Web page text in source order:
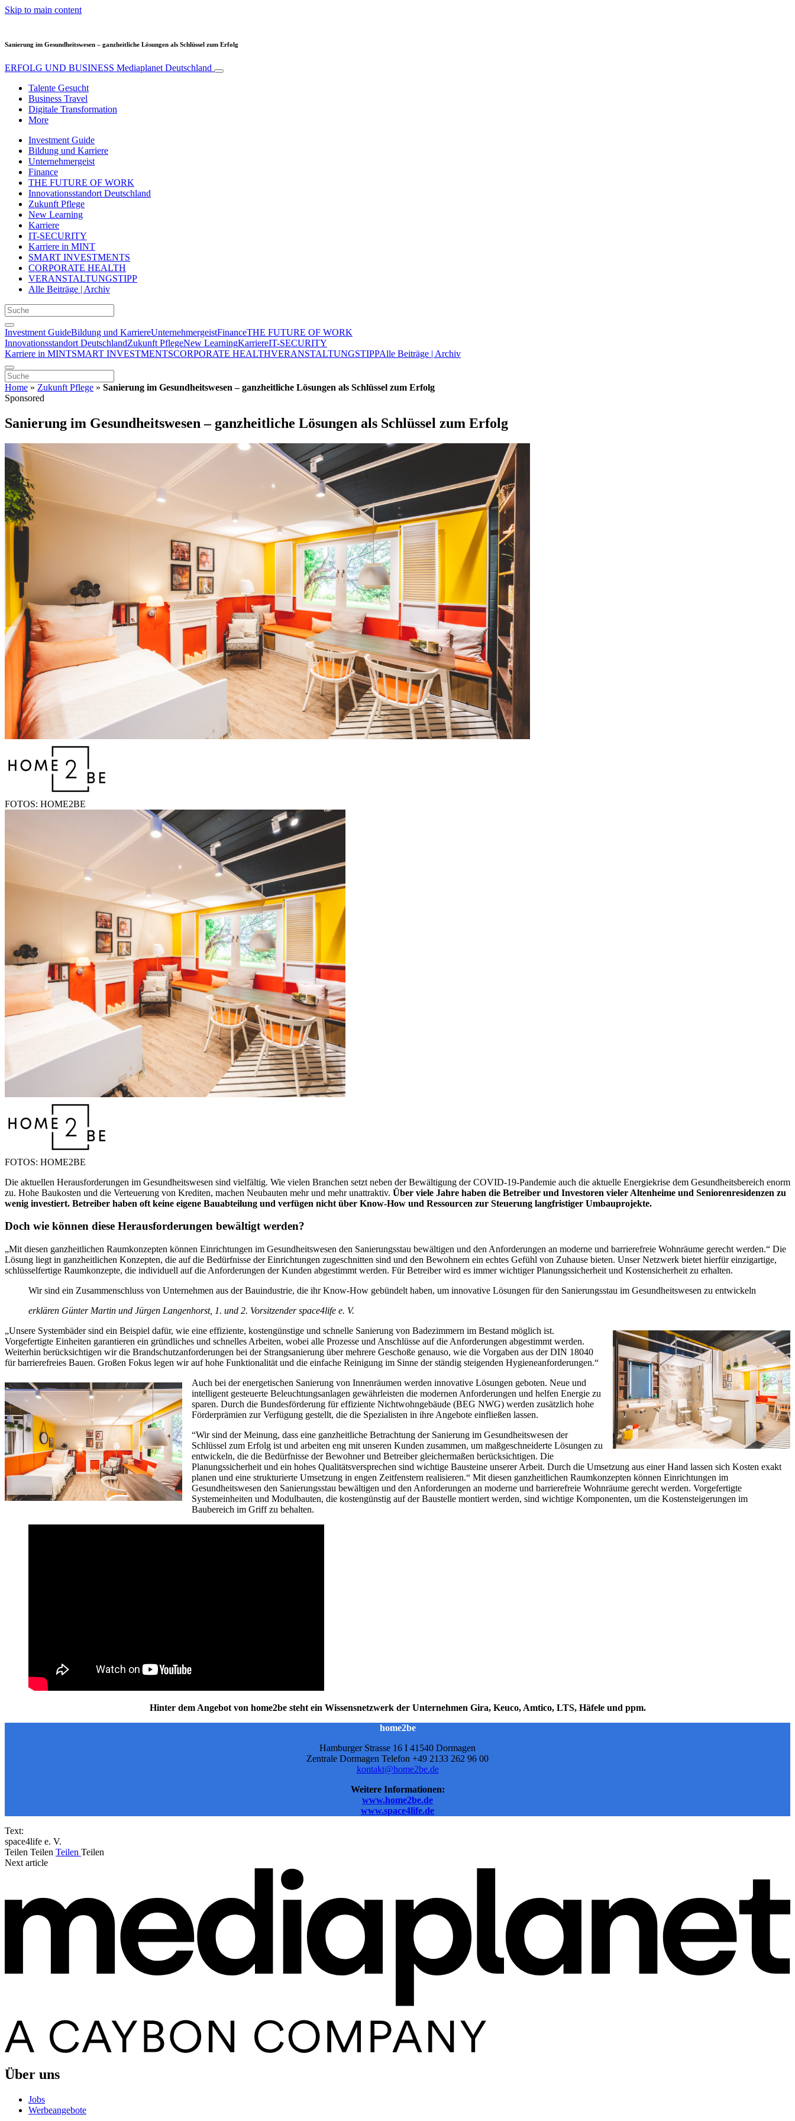
Skip to main content
Sanierung im Gesundheitswesen – ganzheitliche Lösungen als Schlüssel zum Erfolg
ERFOLG UND BUSINESS Mediaplanet Deutschland
Talente Gesucht
Business Travel
Digitale Transformation
More
Investment Guide
Bildung und Karriere
Unternehmergeist
Finance
THE FUTURE OF WORK
Innovationsstandort Deutschland
Zukunft Pflege
New Learning
Karriere
IT-SECURITY
Karriere in MINT
SMART INVESTMENTS
CORPORATE HEALTH
VERANSTALTUNGSTIPP
Alle Beiträge | Archiv
Investment GuideBildung und KarriereUnternehmergeistFinanceTHE FUTURE OF WORK
Innovationsstandort DeutschlandZukunft PflegeNew LearningKarriereIT-SECURITY
Karriere in MINTSMART INVESTMENTSCORPORATE HEALTHVERANSTALTUNGSTIPPAlle Beiträge | Archiv
Home » Zukunft Pflege » Sanierung im Gesundheitswesen – ganzheitliche Lösungen als Schlüssel zum Erfolg
Sponsored
Sanierung im Gesundheitswesen – ganzheitliche Lösungen als Schlüssel zum Erfolg
FOTOS: HOME2BE
FOTOS: HOME2BE
Die aktuellen Herausforderungen im Gesundheitswesen sind vielfältig. Wie vielen Branchen setzt neben der Bewältigung der COVID-19-Pandemie auch die aktuelle Energiekrise dem Gesundheitsbereich enorm
zu. Hohe Baukosten und die Verteuerung von Krediten, machen Neubauten mehr und mehr unattraktiv. Über viele Jahre haben die Betreiber und Investoren vieler Altenheime und Seniorenresidenzen zu
wenig investiert. Betreiber haben oft keine eigene Bauabteilung und verfügen nicht über Know-How und Ressourcen zur Steuerung langfristiger Umbauprojekte.
Doch wie können diese Herausforderungen bewältigt werden?
„Mit diesen ganzheitlichen Raumkonzepten können Einrichtungen im Gesundheitswesen den Sanierungsstau bewältigen und den Anforderungen an moderne und barrierefreie Wohnräume gerecht werden.“ Die
Lösung liegt in ganzheitlichen Konzepten, die auf die Bedürfnisse der Einrichtungen zugeschnitten sind und den Bewohnern ein echtes Gefühl von Zuhause bieten. Unser Netzwerk bietet hierfür einzigartige,
schlüsselfertige Raumkonzepte, die individuell auf die Anforderungen der Kunden abgestimmt werden. Für Betreiber wird es immer wichtiger Planungssicherheit und Kostensicherheit zu erhalten.
Wir sind ein Zusammenschluss von Unternehmen aus der Bauindustrie, die ihr Know-How gebündelt haben, um innovative Lösungen für den Sanierungsstau im Gesundheitswesen zu entwickeln
erklären Günter Martin und Jürgen Langenhorst, 1. und 2. Vorsitzender space4life e. V.
„Unsere Systembäder sind ein Beispiel dafür, wie eine effiziente, kostengünstige und schnelle Sanierung von Badezimmern im Bestand möglich ist.
Vorgefertigte Einheiten garantieren ein gründliches und schnelles Arbeiten, wobei alle Prozesse und Anschlüsse auf die Anforderungen abgestimmt werden.
Weiterhin berücksichtigen wir die Brandschutzanforderungen bei der Strangsanierung über mehrere Geschoße genauso, wie die Vorgaben aus der DIN 18040
für barrierefreies Bauen. Großen Fokus legen wir auf hohe Funktionalität und die einfache Reinigung im Sinne der ständig steigenden Hygieneanforderungen.“
Auch bei der energetischen Sanierung von Innenräumen werden innovative Lösungen geboten. Neue und
intelligent gesteuerte Beleuchtungsanlagen gewährleisten die modernen Anforderungen und helfen Energie zu
sparen. Durch die Bundesförderung für effiziente Nichtwohngebäude (BEG NWG) werden zusätzlich hohe
Förderprämien zur Verfügung gestellt, die die Spezialisten in ihre Angebote einfließen lassen.
“Wir sind der Meinung, dass eine ganzheitliche Betrachtung der Sanierung im Gesundheitswesen der
Schlüssel zum Erfolg ist und arbeiten eng mit unseren Kunden zusammen, um maßgeschneiderte Lösungen zu
entwickeln, die die Bedürfnisse der Bewohner und Betreiber gleichermaßen berücksichtigen. Die
Planungssicherheit und ein hohes Qualitätsversprechen sind wichtige Bausteine unserer Arbeit. Durch die Umsetzung aus einer Hand lassen sich Kosten exakt
planen und eine strukturierte Umsetzung in engen Zeitfenstern realisieren.“ Mit diesen ganzheitlichen Raumkonzepten können Einrichtungen im
Gesundheitswesen den Sanierungsstau bewältigen und den Anforderungen an moderne und barrierefreie Wohnräume gerecht werden. Vorgefertigte
Systemeinheiten und Modulbauten, die kostengünstig auf der Baustelle montiert werden, sind wichtige Komponenten, um die Kostensteigerungen im
Baubereich im Griff zu behalten.
Hinter dem Angebot von home2be steht ein Wissensnetzwerk der Unternehmen Gira, Keuco, Amtico, LTS, Häfele und ppm.
home2be
Hamburger Strasse 16 I 41540 Dormagen
Zentrale Dormagen Telefon +49 2133 262 96 00
kontakt@home2be.de
Weitere Informationen:
www.home2be.de
www.space4life.de
Text:
space4life e. V.
Teilen Teilen Teilen Teilen
Next article
Über uns
Jobs
Werbeangebote